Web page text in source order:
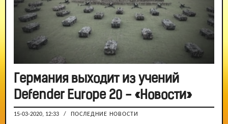
Германия выходит из учений
Defender Eurоpe 20 - «Новости»
15-03-2020, 12:33 / ПОСЛЕДНИЕ НОВОСТИ